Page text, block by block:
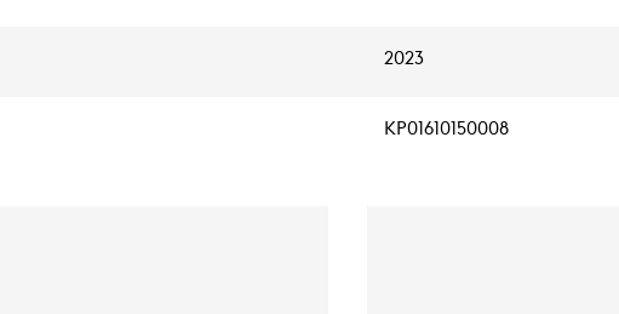
2023
KP01610150008